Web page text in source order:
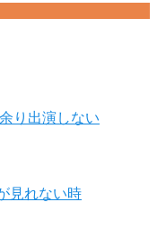
り出演しない
見れない時